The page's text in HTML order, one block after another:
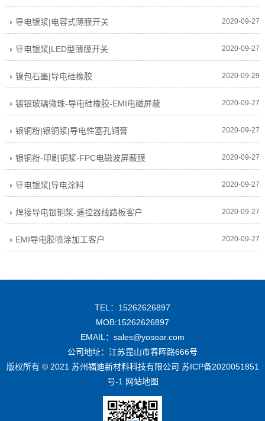
导电银浆|电容式薄膜开关 2020-09-27
导电银浆|LED型薄膜开关 2020-09-27
镍包石墨|导电硅橡胶 2020-09-29
镀银玻璃微珠-导电硅橡胶-EMI电磁屏蔽 2020-09-27
银铜粉|银铜浆|导电性塞孔铜膏 2020-09-27
银铜粉-印刷铜浆-FPC电磁波屏蔽膜 2020-09-27
导电银浆|导电涂料 2020-09-27
焊接导电银铜浆-遥控器线路板客户 2020-09-27
EMI导电胶喷涂加工客户 2020-09-27
TEL：15262626897
MOB:15262626897
EMAIL：sales@yosoar.com
公司地址：江苏昆山市春晖路666号
版权所有 © 2021 苏州福迪新材料科技有限公司 苏ICP备2020051851
号-1 网站地图